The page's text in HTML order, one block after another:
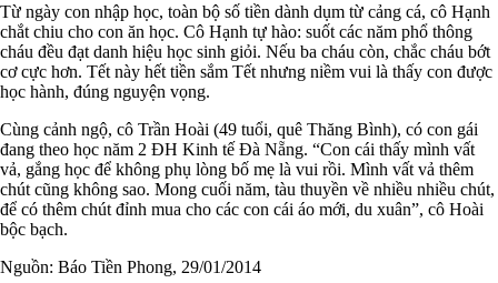
Từ ngày con nhập học, toàn bộ số tiền dành dụm từ cảng cá, cô Hạnh
chắt chiu cho con ăn học. Cô Hạnh tự hào: suốt các năm phổ thông
cháu đều đạt danh hiệu học sinh giỏi. Nếu ba cháu còn, chắc cháu bớt
cơ cực hơn. Tết này hết tiền sắm Tết nhưng niềm vui là thấy con được
học hành, đúng nguyện vọng.
Cùng cảnh ngộ, cô Trần Hoài (49 tuổi, quê Thăng Bình), có con gái
đang theo học năm 2 ĐH Kinh tế Đà Nẵng. “Con cái thấy mình vất
vả, gắng học để không phụ lòng bố mẹ là vui rồi. Mình vất vả thêm
chút cũng không sao. Mong cuối năm, tàu thuyền về nhiều nhiều chút,
để có thêm chút đỉnh mua cho các con cái áo mới, du xuân”, cô Hoài
bộc bạch.
Nguồn: Báo Tiền Phong, 29/01/2014